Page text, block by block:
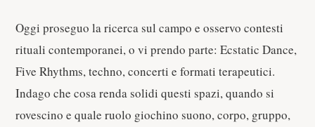
Oggi proseguo la ricerca sul campo e osservo contesti
rituali contemporanei, o vi prendo parte: Ecstatic Dance,
Five Rhythms, techno, concerti e formati terapeutici.
Indago che cosa renda solidi questi spazi, quando si
rovescino e quale ruolo giochino suono, corpo, gruppo,